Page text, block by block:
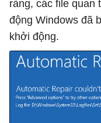
ràng, các file quan
động Windows đã
khởi động.